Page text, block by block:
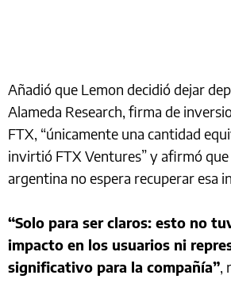
Añadió que Lemon decidió dejar
Alameda Research, firma de
FTX, “únicamente una cantidad
invirtió FTX Ventures” y afirmó que
argentina no espera recuperar esa
“Solo para ser claros: esto no
impacto en los usuarios ni
significativo para la compañía”,